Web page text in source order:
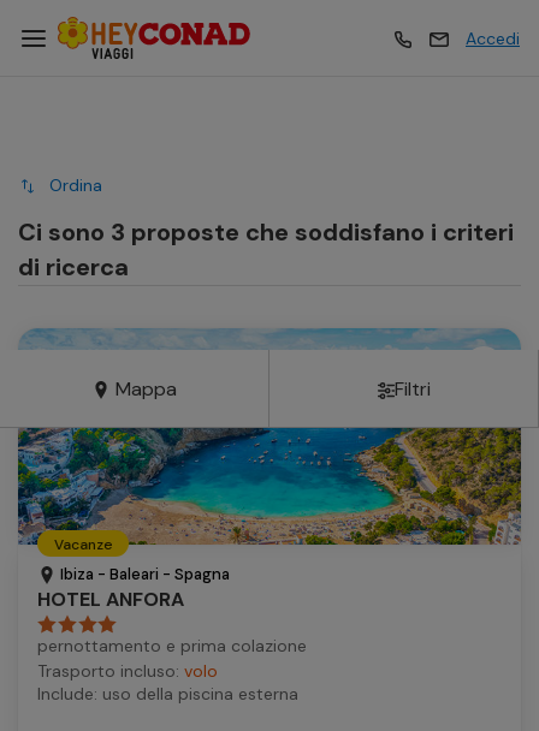
Esperienze
Crociere
Traghetti
Autonoleggio
Parcheggio
Accedi
Esperienze
Crociere
Traghetti
Autonoleggio
Parcheggio
Mappa Filtri
Ordina
Ci sono 3 proposte che soddisfano i criteri
di ricerca
Vacanze
Ibiza - Baleari - Spagna
HOTEL ANFORA
pernottamento e prima colazione
Trasporto incluso: volo
Include: uso della piscina esterna